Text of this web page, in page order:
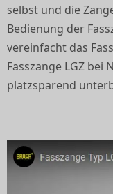
selbst und die
Bedienung der
vereinfacht das
Fasszange LGZ
platzsparend